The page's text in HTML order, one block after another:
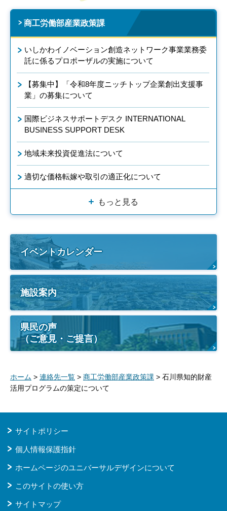
商工労働部産業政策課
いしかわイノベーション創造ネットワーク事業業務委
託に係るプロポーザルの実施について
【募集中】「令和8年度ニッチトップ企業創出支援事
業」の募集について
国際ビジネスサポートデスク INTERNATIONAL
BUSINESS SUPPORT DESK
地域未来投資促進法について
適切な価格転嫁や取引の適正化について
もっと見る
イベントカレンダー
施設案内
県民の声
（ご意見・ご提言）
ホーム > 連絡先一覧 > 商工労働部産業政策課 > 石川県知的財産
活用プログラムの策定について
サイトポリシー
個人情報保護指針
ホームページのユニバーサルデザインについて
このサイトの使い方
サイトマップ